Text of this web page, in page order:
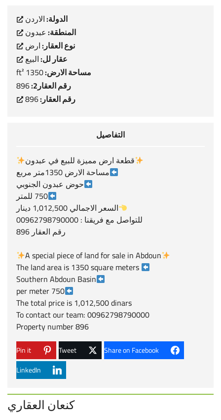
الدولة:الاردن
المنطقة:عبدون
نوع العقار:ارض
عقار لل:البيع
مساحة الارض:1350 ft²
رقم العقار2: 896
رقم العقار:896
التفاصيل
قطعة ارض مميزة للبيع في عبدون
مساحة الارض 1350متر مربع
حوض عبدون الجنوبي
750 للمتر
السعر الاجمالي 1,012,500 دينار
للتواصل مع فريقنا : 00962798790000
رقم العقار 896
A special piece of land for sale in Abdoun
Southern Abdoun Basin
750 per meter
The total price is 1,012,500 dinars
To contact our team: 00962798790000
Property number 896
Share on Facebook
Tweet
Pin it
LinkedIn
كنعان العقاري